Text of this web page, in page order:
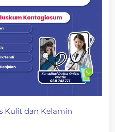
Kulit dan Kelamin